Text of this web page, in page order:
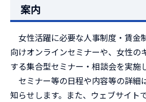
案内
女性活躍に必要な人事制度・賃金
向けオンラインセミナーや、女性の
する集合型セミナー・相談会を実施
セミナー等の日程や内容等の詳細
知らせします。また、ウェブサイト